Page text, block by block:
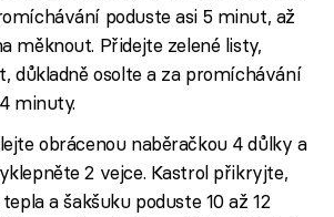
poduste asi 5 minut, až
měknout. Přidejte zelené listy,
důkladně osolte a za promíchávání
minuty.
obrácenou naběračkou 4 důlky a
2 vejce. Kastrol přikryjte,
a šakšuku poduste 10 až 12